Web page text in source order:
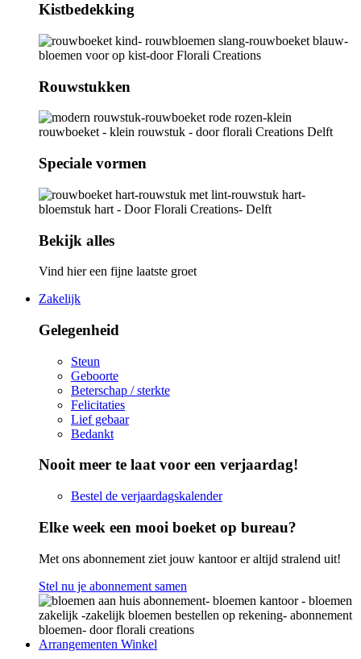
Kistbedekking
Rouwstukken
Speciale vormen
Bekijk alles
Vind hier een fijne laatste groet
Zakelijk
Gelegenheid
Steun
Geboorte
Beterschap / sterkte
Felicitaties
Lief gebaar
Bedankt
Nooit meer te laat voor een verjaardag!
Bestel de verjaardagskalender
Elke week een mooi boeket op bureau?
Met ons abonnement ziet jouw kantoor er altijd stralend uit!
Stel nu je abonnement samen
Arrangementen Winkel